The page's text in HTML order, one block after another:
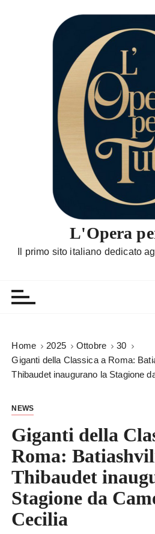
L'Opera
Il primo sito italiano dedicato
Home 2025 Ottobre
30
Giganti della Classica a Roma:
Thibaudet inaugurano la Stagione
NEWS
Giganti della
Roma:
Thibaudet
Stagione da
Cecilia